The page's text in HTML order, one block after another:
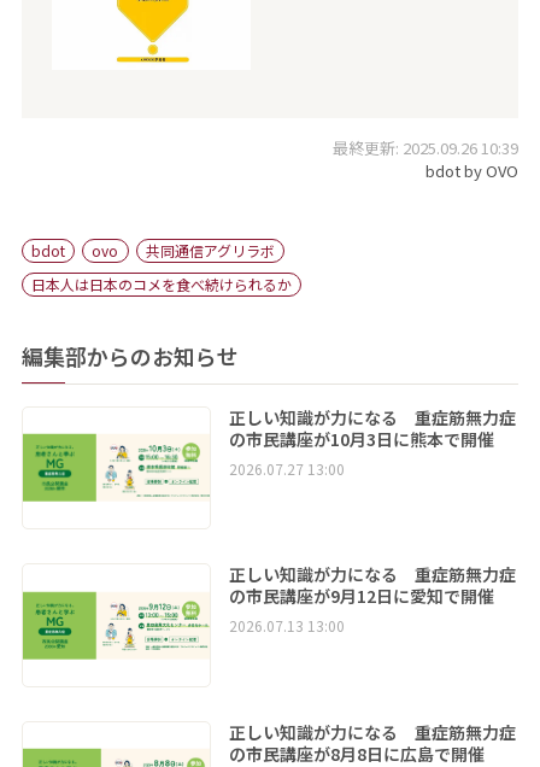
最終更新: 2025.09.26 10:39
bdot by OVO
bdot ovo
共同通信アグリラボ
日本人は日本のコメを食べ続けられるか
編集部からのお知らせ
正しい知識が力になる 重症筋無力症
の市民講座が10月3日に熊本で開催
2026.07.27 13:00
正しい知識が力になる 重症筋無力症
の市民講座が9月12日に愛知で開催
2026.07.13 13:00
正しい知識が力になる 重症筋無力症
の市民講座が8月8日に広島で開催